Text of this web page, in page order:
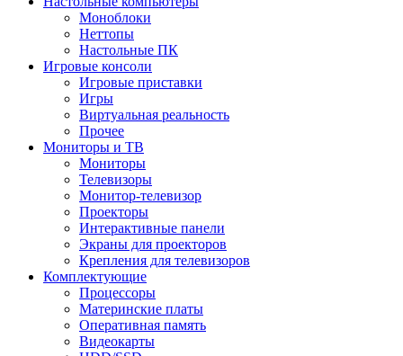
Моноблоки
Неттопы
Настольные ПК
Игровые консоли
Игровые приставки
Игры
Виртуальная реальность
Прочее
Мониторы и ТВ
Мониторы
Телевизоры
Монитор-телевизор
Проекторы
Интерактивные панели
Экраны для проекторов
Крепления для телевизоров
Комплектующие
Процессоры
Материнские платы
Оперативная память
Видеокарты